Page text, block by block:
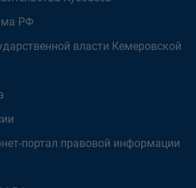
РФ
власти Кемеровской
портал правовой информации